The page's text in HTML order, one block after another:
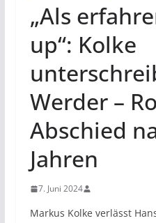
„Als
up“: Kolke
Werder –
Abschied
Jahren
7. Juni 2024
Markus Kolke verlässt